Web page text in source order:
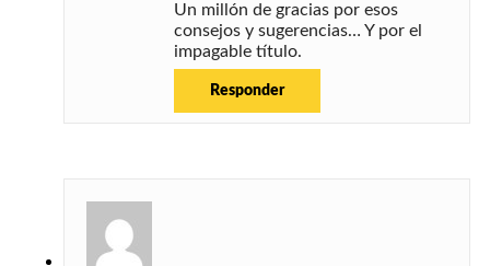
Un millón de gracias por esos
consejos y sugerencias… Y por el
impagable título.
Responder